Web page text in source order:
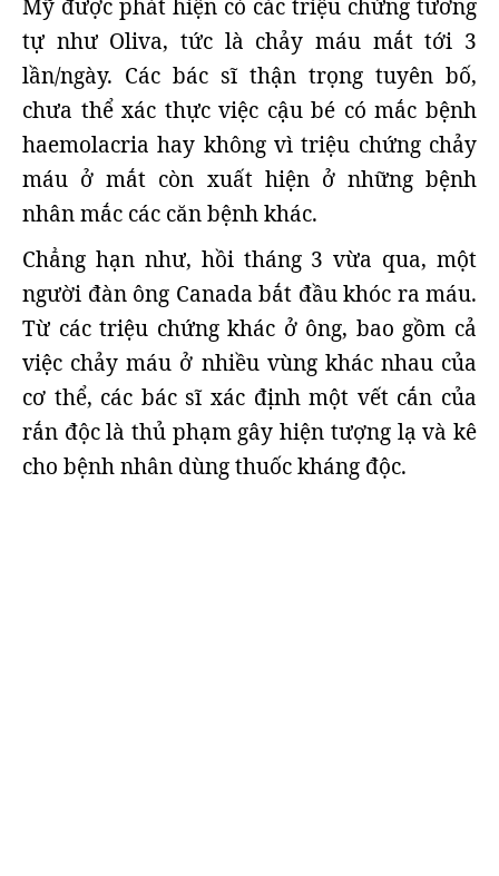
Mỹ được phát hiện có các triệu chứng tương
tự như Oliva, tức là chảy máu mắt tới 3
lần/ngày. Các bác sĩ thận trọng tuyên bố,
chưa thể xác thực việc cậu bé có mắc bệnh
haemolacria hay không vì triệu chứng chảy
máu ở mắt còn xuất hiện ở những bệnh
nhân mắc các căn bệnh khác.
Chẳng hạn như, hồi tháng 3 vừa qua, một
người đàn ông Canada bắt đầu khóc ra máu.
Từ các triệu chứng khác ở ông, bao gồm cả
việc chảy máu ở nhiều vùng khác nhau của
cơ thể, các bác sĩ xác định một vết cắn của
rắn độc là thủ phạm gây hiện tượng lạ và kê
cho bệnh nhân dùng thuốc kháng độc.